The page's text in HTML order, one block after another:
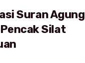
Suran Agung
Silat